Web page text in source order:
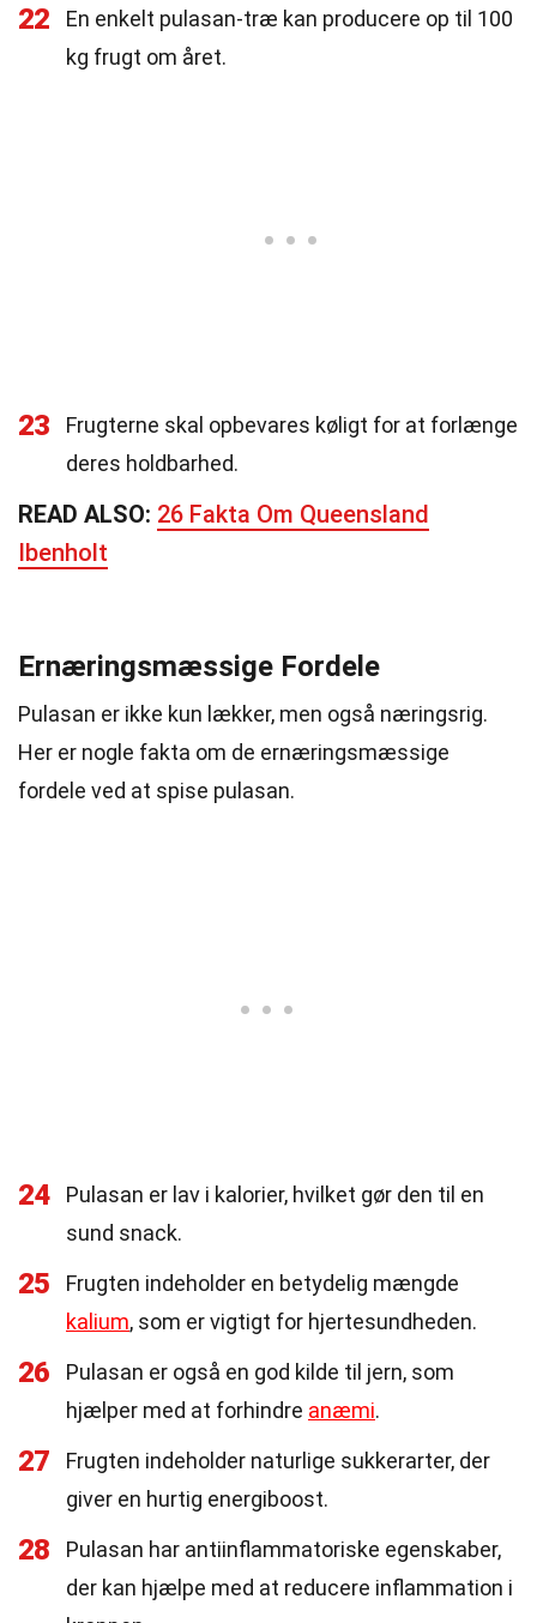
22
En enkelt pulasan-træ kan producere op til 100
kg frugt om året.
23
Frugterne skal opbevares køligt for at forlænge
deres holdbarhed.
READ ALSO: 26 Fakta Om Queensland
Ibenholt
Ernæringsmæssige Fordele
Pulasan er ikke kun lækker, men også næringsrig.
Her er nogle fakta om de ernæringsmæssige
fordele ved at spise pulasan.
24
Pulasan er lav i kalorier, hvilket gør den til en
sund snack.
25
Frugten indeholder en betydelig mængde
kalium, som er vigtigt for hjertesundheden.
26
Pulasan er også en god kilde til jern, som
hjælper med at forhindre anæmi.
27
Frugten indeholder naturlige sukkerarter, der
giver en hurtig energiboost.
28
Pulasan har antiinflammatoriske egenskaber,
der kan hjælpe med at reducere inflammation i